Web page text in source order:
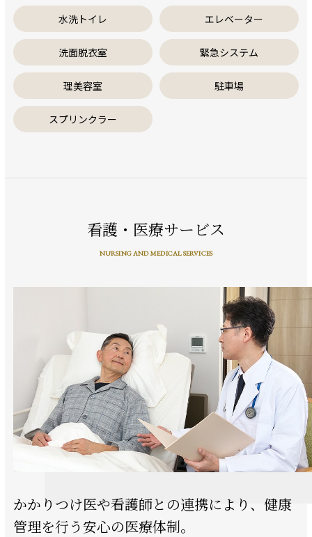
水洗トイレ エレベーター
洗面脱衣室 緊急システム
理美容室 駐車場
スプリンクラー
看護・医療サービス
NURSING AND MEDICAL SERVICES
かかりつけ医や看護師との連携により、 健康
管理を行う安心の医療体制。